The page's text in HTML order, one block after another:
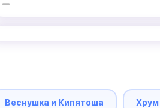
Веснушка и Кипятоша Хрум